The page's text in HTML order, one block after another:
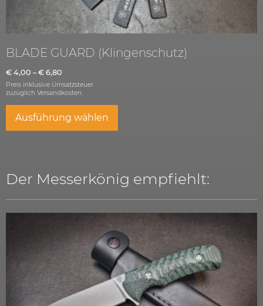
BLADE GUARD (Klingenschutz)
€ 4,00 –€ 6,80
Preis inklusive Umsatzsteuer
zuzüglich Versandkosten.
Ausführung wählen
Der Messerkönig empfiehlt: